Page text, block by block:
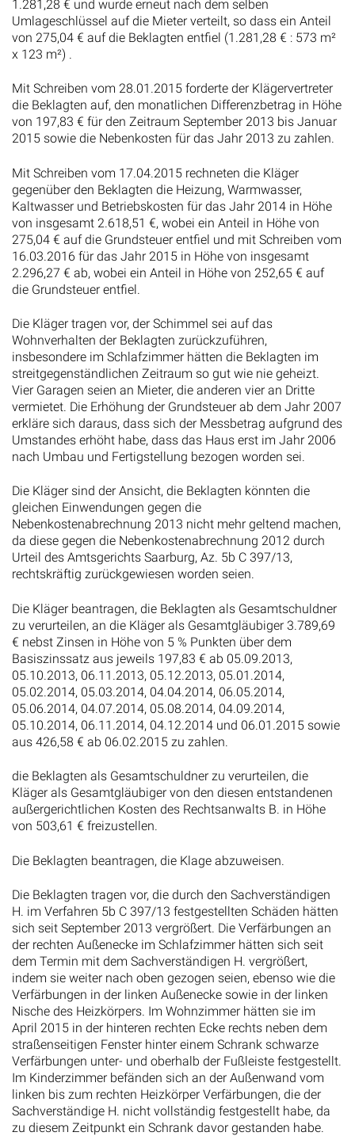
1.281,28 € und wurde erneut nach dem selben
Umlageschlüssel auf die Mieter verteilt, so dass ein Anteil
von 275,04 € auf die Beklagten entfiel (1.281,28 € : 573 m²
x 123 m²) .
Mit Schreiben vom 28.01.2015 forderte der Klägervertreter
die Beklagten auf, den monatlichen Differenzbetrag in Höhe
von 197,83 € für den Zeitraum September 2013 bis Januar
2015 sowie die Nebenkosten für das Jahr 2013 zu zahlen.
Mit Schreiben vom 17.04.2015 rechneten die Kläger
gegenüber den Beklagten die Heizung, Warmwasser,
Kaltwasser und Betriebskosten für das Jahr 2014 in Höhe
von insgesamt 2.618,51 €, wobei ein Anteil in Höhe von
275,04 € auf die Grundsteuer entfiel und mit Schreiben vom
16.03.2016 für das Jahr 2015 in Höhe von insgesamt
2.296,27 € ab, wobei ein Anteil in Höhe von 252,65 € auf
die Grundsteuer entfiel.
Die Kläger tragen vor, der Schimmel sei auf das
Wohnverhalten der Beklagten zurückzuführen,
insbesondere im Schlafzimmer hätten die Beklagten im
streitgegenständlichen Zeitraum so gut wie nie geheizt.
Vier Garagen seien an Mieter, die anderen vier an Dritte
vermietet. Die Erhöhung der Grundsteuer ab dem Jahr 2007
erkläre sich daraus, dass sich der Messbetrag aufgrund des
Umstandes erhöht habe, dass das Haus erst im Jahr 2006
nach Umbau und Fertigstellung bezogen worden sei.
Die Kläger sind der Ansicht, die Beklagten könnten die
gleichen Einwendungen gegen die
Nebenkostenabrechnung 2013 nicht mehr geltend machen,
da diese gegen die Nebenkostenabrechnung 2012 durch
Urteil des Amtsgerichts Saarburg, Az. 5b C 397/13,
rechtskräftig zurückgewiesen worden seien.
Die Kläger beantragen, die Beklagten als Gesamtschuldner
zu verurteilen, an die Kläger als Gesamtgläubiger 3.789,69
€ nebst Zinsen in Höhe von 5 % Punkten über dem
Basiszinssatz aus jeweils 197,83 € ab 05.09.2013,
05.10.2013, 06.11.2013, 05.12.2013, 05.01.2014,
05.02.2014, 05.03.2014, 04.04.2014, 06.05.2014,
05.06.2014, 04.07.2014, 05.08.2014, 04.09.2014,
05.10.2014, 06.11.2014, 04.12.2014 und 06.01.2015 sowie
aus 426,58 € ab 06.02.2015 zu zahlen.
die Beklagten als Gesamtschuldner zu verurteilen, die
Kläger als Gesamtgläubiger von den diesen entstandenen
außergerichtlichen Kosten des Rechtsanwalts B. in Höhe
von 503,61 € freizustellen.
Die Beklagten beantragen, die Klage abzuweisen.
Die Beklagten tragen vor, die durch den Sachverständigen
H. im Verfahren 5b C 397/13 festgestellten Schäden hätten
sich seit September 2013 vergrößert. Die Verfärbungen an
der rechten Außenecke im Schlafzimmer hätten sich seit
dem Termin mit dem Sachverständigen H. vergrößert,
indem sie weiter nach oben gezogen seien, ebenso wie die
Verfärbungen in der linken Außenecke sowie in der linken
Nische des Heizkörpers. Im Wohnzimmer hätten sie im
April 2015 in der hinteren rechten Ecke rechts neben dem
straßenseitigen Fenster hinter einem Schrank schwarze
Verfärbungen unter- und oberhalb der Fußleiste festgestellt.
Im Kinderzimmer befänden sich an der Außenwand vom
linken bis zum rechten Heizkörper Verfärbungen, die der
Sachverständige H. nicht vollständig festgestellt habe, da
zu diesem Zeitpunkt ein Schrank davor gestanden habe.